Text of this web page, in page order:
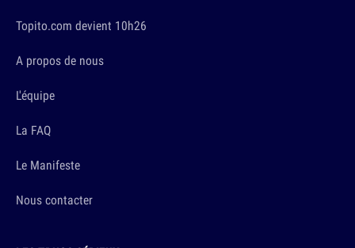
Topito.com devient 10h26
A propos de nous
L'équipe
La FAQ
Le Manifeste
Nous contacter